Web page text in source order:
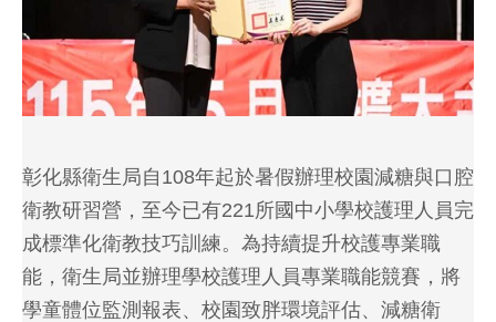
彰化縣衛生局自108年起於暑假辦理校園減糖與口腔
衛教研習營，至今已有221所國中小學校護理人員完
成標準化衛教技巧訓練。為持續提升校護專業職
能，衛生局並辦理學校護理人員專業職能競賽，將
學童體位監測報表、校園致胖環境評估、減糖衛